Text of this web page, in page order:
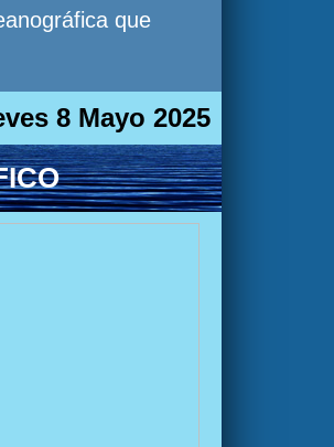
que
8 Mayo 2025